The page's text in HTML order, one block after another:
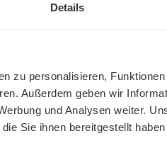
Details
zu personalisieren,
Außerdem geben wir
und Analysen weiter.
Sie ihnen bereitgestellt
Marmor Beistelltisch
mit Messinggestell
Ein schöner Wandtisch
mit Messinggestell